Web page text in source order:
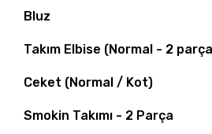
Bluz
Takım Elbise (Normal - 2
Ceket (Normal / Kot)
Smokin Takımı - 2 Parça